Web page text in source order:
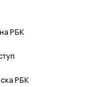
РБК
РБК